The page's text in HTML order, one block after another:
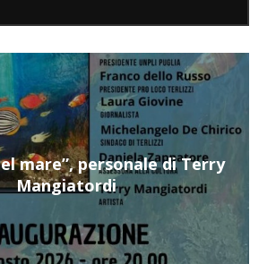
mare”, personale di Terry
Mangiatordi